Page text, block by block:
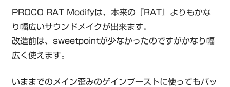
PROCO RAT Modifyは、本来の『RAT』よりもかな
り幅広いサウンドメイクが出来ます。
改造前は、sweetpointが少なかったのですがかなり幅
広く使えます。
いままでのメイン歪みのゲインブーストに使ってもバッ